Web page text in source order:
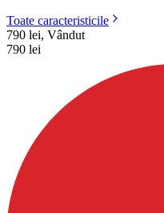
Toate caracteristicile
790 lei, Vândut
790 lei